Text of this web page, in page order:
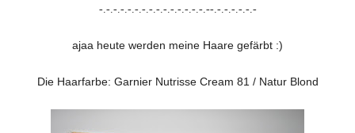
-.-.-.-.-.-.-.-.-.-.-.-.-.-.-.--.-.-.-.-.-.-
ajaa heute werden meine Haare gefärbt :)
Die Haarfarbe: Garnier Nutrisse Cream 81 / Natur Blond